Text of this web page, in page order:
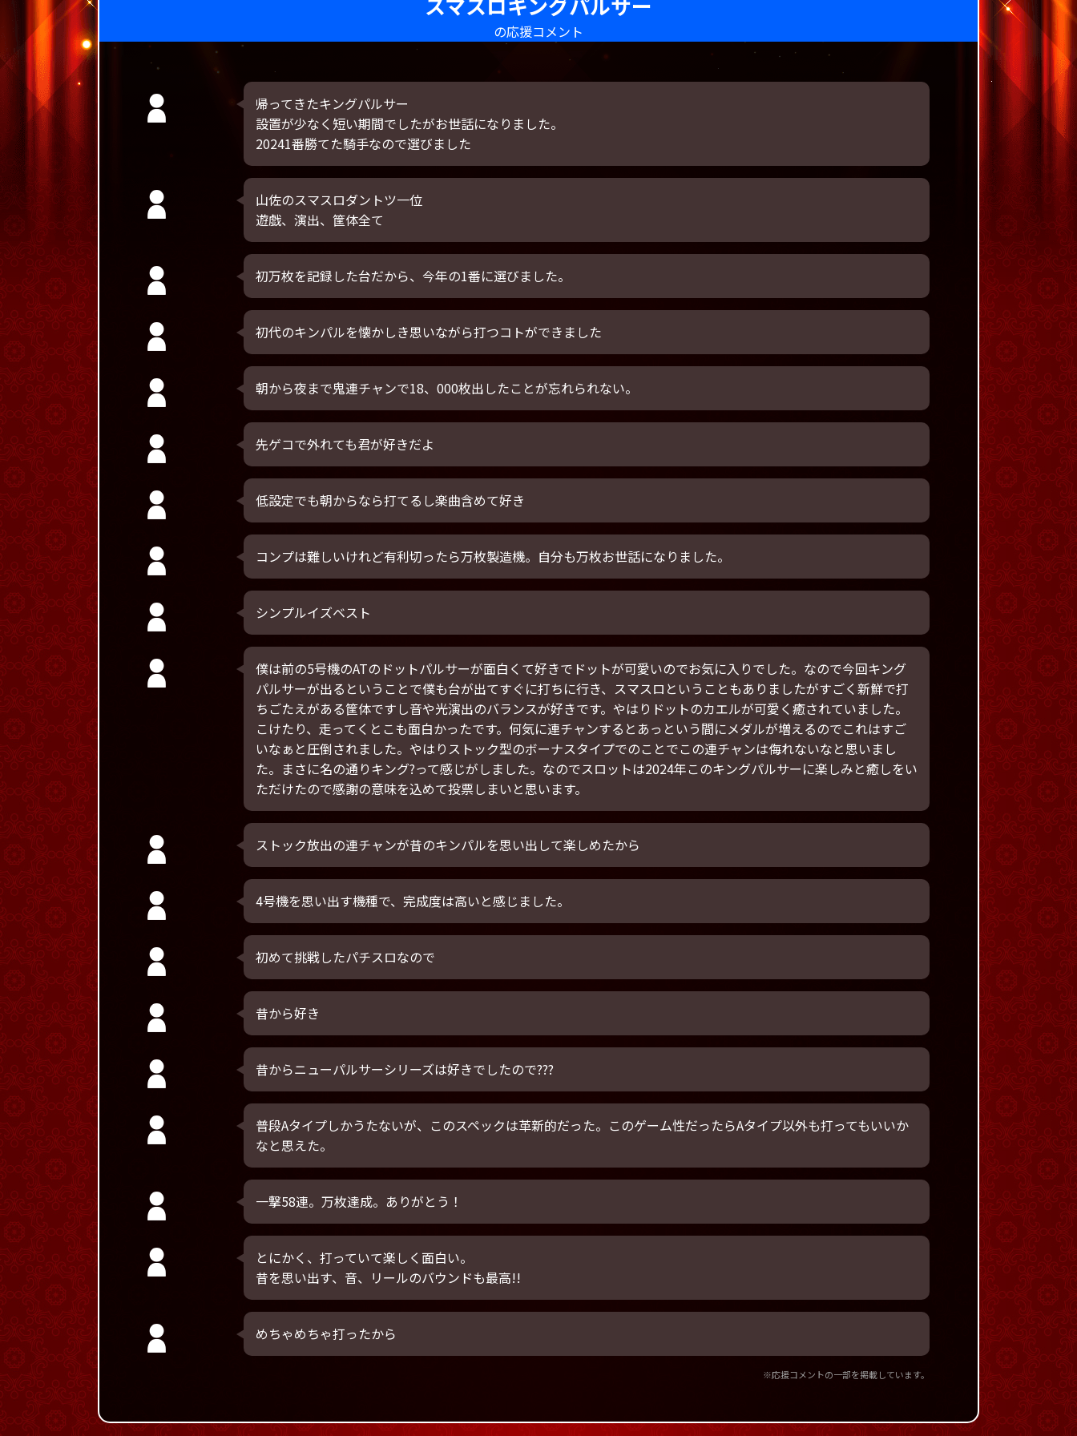
歴代グランプリ
公式Xアカウント
の応援コメント
帰ってきたキングパルサー
設置が少なく短い期間でしたがお世話になりました。
20241番勝てた騎手なので選びました
山佐のスマスロダントツ一位
遊戯、演出、筐体全て
初万枚を記録した台だから、今年の1番に選びました。
初代のキンパルを懐かしき思いながら打つコトができました
朝から夜まで鬼連チャンで18、000枚出したことが忘れられない。
先ゲコで外れても君が好きだよ
低設定でも朝からなら打てるし楽曲含めて好き
コンプは難しいけれど有利切ったら万枚製造機。自分も万枚お世話になりました。
シンプルイズベスト
僕は前の5号機のATのドットパルサーが面白くて好きでドットが可愛いのでお気に入りでした。なので今回キング
パルサーが出るということで僕も台が出てすぐに打ちに行き、スマスロということもありましたがすごく新鮮で打
ちごたえがある筐体ですし音や光演出のバランスが好きです。やはりドットのカエルが可愛く癒されていました。
こけたり、走ってくとこも面白かったです。何気に連チャンするとあっという間にメダルが増えるのでこれはすご
いなぁと圧倒されました。やはりストック型のボーナスタイプでのことでこの連チャンは侮れないなと思いまし
た。まさに名の通りキング?って感じがしました。なのでスロットは2024年このキングパルサーに楽しみと癒しをい
ただけたので感謝の意味を込めて投票しまいと思います。
ストック放出の連チャンが昔のキンパルを思い出して楽しめたから
4号機を思い出す機種で、完成度は高いと感じました。
初めて挑戦したパチスロなので
昔から好き
昔からニューパルサーシリーズは好きでしたので???
普段Aタイプしかうたないが、このスペックは革新的だった。このゲーム性だったらAタイプ以外も打ってもいいか
なと思えた。
一撃58連。万枚達成。ありがとう！
とにかく、打っていて楽しく面白い。
昔を思い出す、音、リールのバウンドも最高!!
めちゃめちゃ打ったから
※応援コメントの一部を掲載しています。